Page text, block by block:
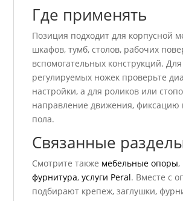
Где применять
Позиция подходит для корпусной
шкафов, тумб, столов, рабочих
вспомогательных конструкций. Для
регулируемых ножек проверьте
настройки, а для роликов или
направление движения, фиксацию
пола.
Связанные
Смотрите также мебельные опоры,
фурнитура,услуги Peral. Вместе с
подбирают крепеж, заглушки,